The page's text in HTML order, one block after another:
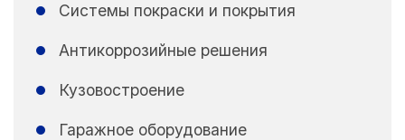
Системы покраски и покрытия
Антикоррозийные решения
Кузовостроение
Гаражное оборудование